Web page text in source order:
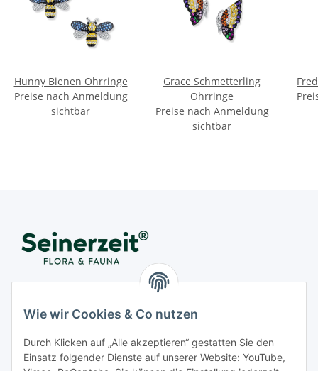
Hunny Bienen Ohrringe
Preise nach Anmeldung
sichtbar
Grace Schmetterling
Ohrringe
Preise nach Anmeldung
sichtbar
D - 10711 Berlin
Telefon+49 (0)30 364 123 80
Fax+49 (0)30 364 123 82
Wie wir Cookies & Co nutzen
Durch Klicken auf „Alle akzeptieren“ gestatten Sie den
Einsatz folgender Dienste auf unserer Website: YouTube,